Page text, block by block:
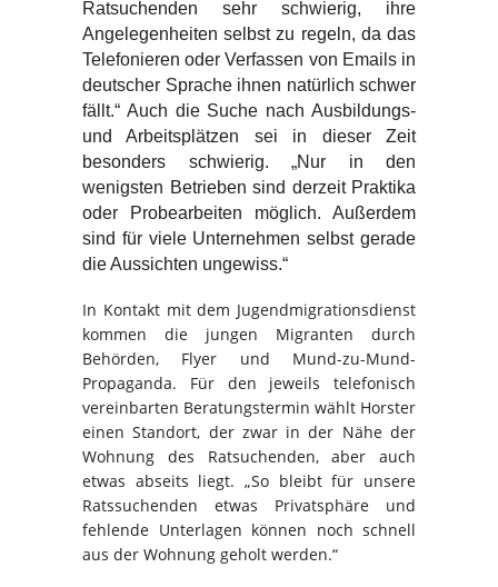
Ratsuchenden sehr schwierig, ihre
Angelegenheiten selbst zu regeln, da das
Telefonieren oder Verfassen von Emails in
deutscher Sprache ihnen natürlich schwer
fällt.“ Auch die Suche nach Ausbildungs-
und Arbeitsplätzen sei in dieser Zeit
besonders schwierig. „Nur in den
wenigsten Betrieben sind derzeit Praktika
oder Probearbeiten möglich. Außerdem
sind für viele Unternehmen selbst gerade
die Aussichten ungewiss.“
In Kontakt mit dem Jugendmigrationsdienst
kommen die jungen Migranten durch
Behörden, Flyer und Mund-zu-Mund-
Propaganda. Für den jeweils telefonisch
vereinbarten Beratungstermin wählt Horster
einen Standort, der zwar in der Nähe der
Wohnung des Ratsuchenden, aber auch
etwas abseits liegt. „So bleibt für unsere
Ratssuchenden etwas Privatsphäre und
fehlende Unterlagen können noch schnell
aus der Wohnung geholt werden.“